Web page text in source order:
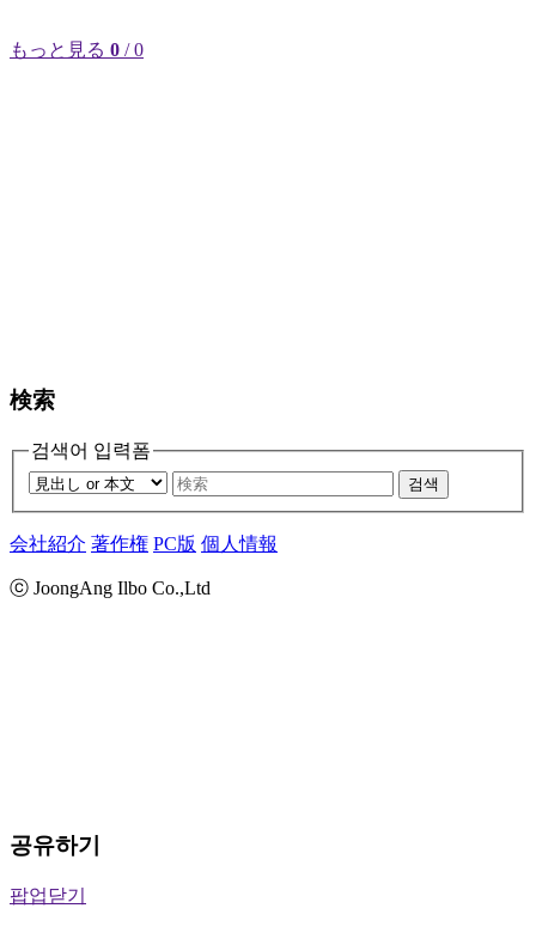
もっと見る 0 / 0
検索
검색어 입력폼
검색
会社紹介 著作権 PC版 個人情報
ⓒ JoongAng Ilbo Co.,Ltd
공유하기
팝업닫기